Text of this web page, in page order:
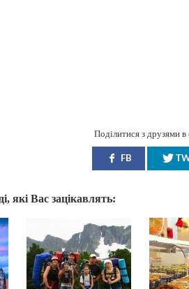
Поділитися з друзями
FB
які Вас зацікавлять: